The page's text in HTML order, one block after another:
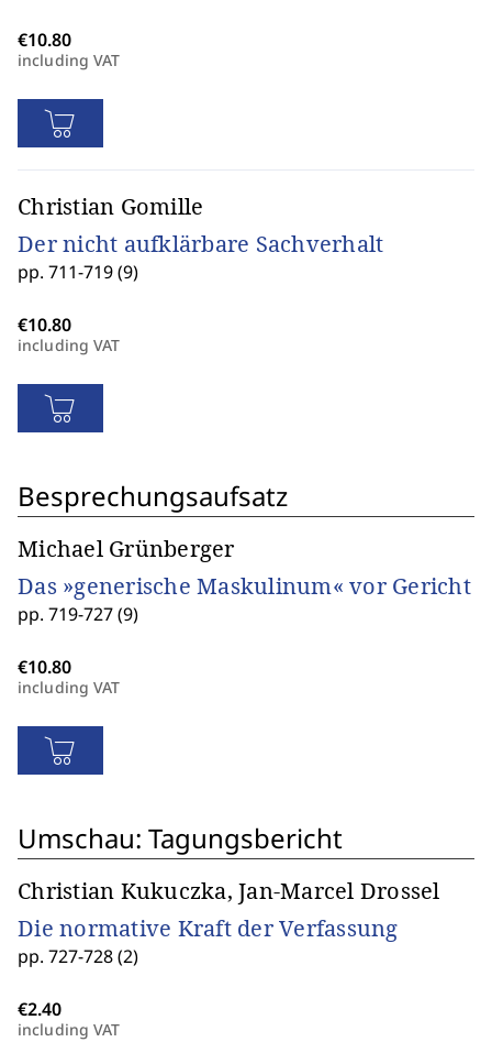
including VAT
Christian Gomille
Der nicht aufklärbare Sachverhalt
pp. 711-719 (9)
including VAT
Besprechungsaufsatz
Michael Grünberger
Das »generische Maskulinum« vor Gericht
pp. 719-727 (9)
including VAT
Umschau: Tagungsbericht
Christian Kukuczka, Jan-Marcel Drossel
Die normative Kraft der Verfassung
pp. 727-728 (2)
including VAT